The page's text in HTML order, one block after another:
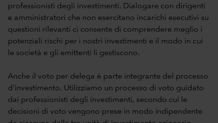
professionisti degli investimenti. Dialogare con dirigenti
e amministratori che non esercitano incarichi esecutivi su
questioni rilevanti ci consente di comprendere meglio i
potenziali rischi per i nostri investimenti e il modo in cui
le società e gli emittenti li gestiscono.
Anche il voto per delega è parte integrante del processo
d'investimento. Utilizziamo un processo di voto guidato
dai professionisti degli investimenti, secondo cui le
decisioni di voto vengono prese in modo indipendente